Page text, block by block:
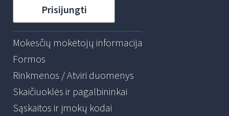
Prisijungti
Mokesčių mokėtojų informacija
Formos
Rinkmenos / Atviri duomenys
Skaičiuoklės ir pagalbininkai
Sąskaitos ir įmokų kodai